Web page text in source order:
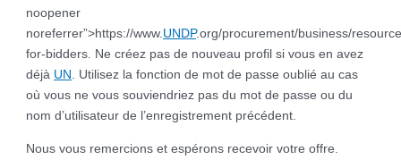
noopener
noreferrer”>https://www.UNDP.org/procurement/business/
for-bidders. Ne créez pas de nouveau profil si vous en avez
déjà UN . Utilisez la fonction de mot de passe oublié au cas
où vous ne vous souviendriez pas du mot de passe ou du
nom d’utilisateur de l’enregistrement précédent.
Nous vous remercions et espérons recevoir votre offre.